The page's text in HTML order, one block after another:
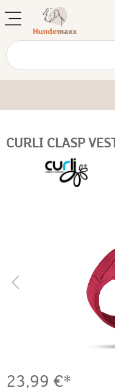
CURLI CLASP
23,99 €*